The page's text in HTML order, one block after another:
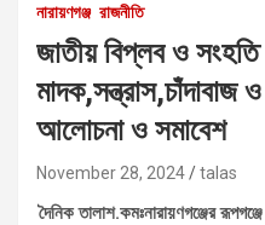
নারায়ণগঞ্জ রাজনীতি
জাতীয় বিপ্লব ও সংহতি
মাদক,সন্ত্রাস,চাঁদাবাজ
আলোচনা ও সমাবেশ
November 28, 2024 talas
দৈনিক তালাশ.কমঃনারায়ণগঞ্জের